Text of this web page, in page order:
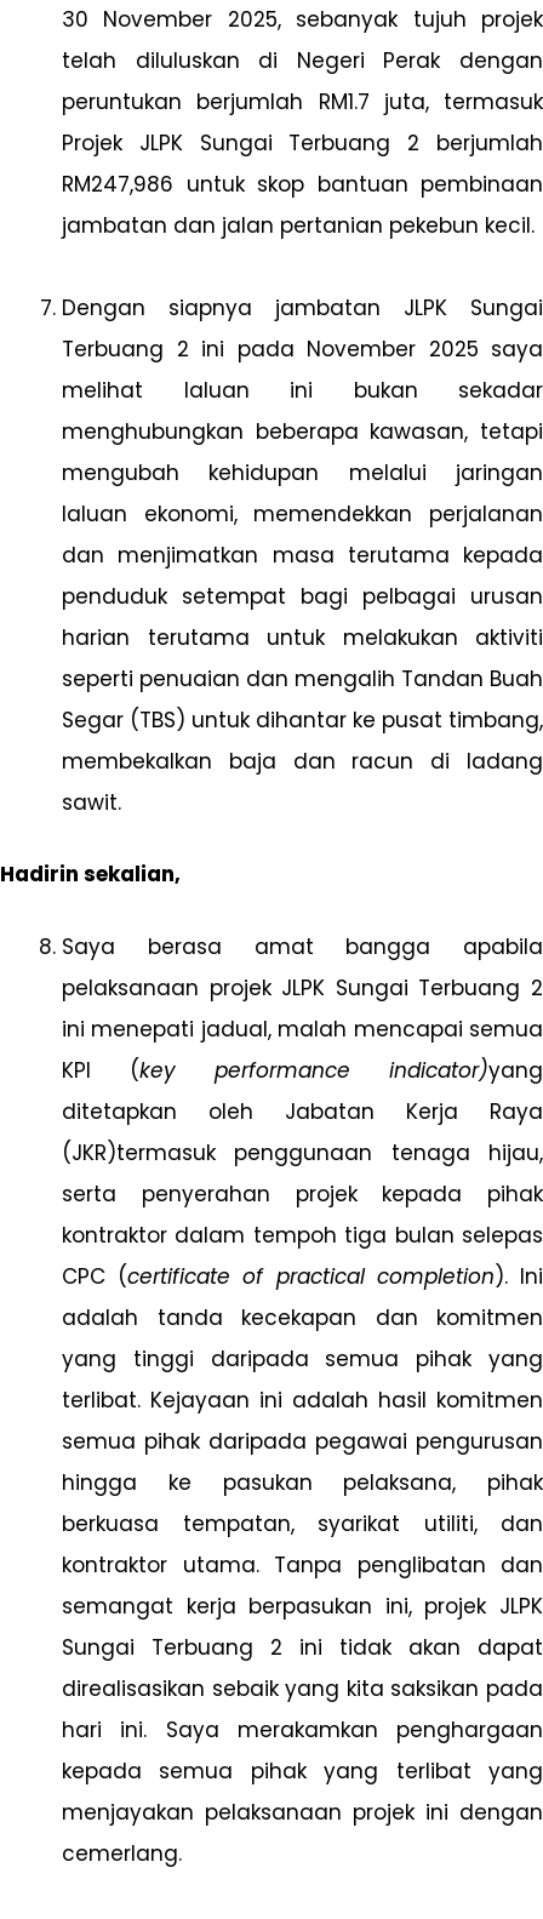
30 November 2025, sebanyak tujuh projek
telah diluluskan di Negeri Perak dengan
peruntukan berjumlah RM1.7 juta, termasuk
Projek JLPK Sungai Terbuang 2 berjumlah
RM247,986 untuk skop bantuan pembinaan
jambatan dan jalan pertanian pekebun kecil.
Dengan siapnya jambatan JLPK Sungai
Terbuang 2 ini pada November 2025 saya
melihat laluan ini bukan sekadar
menghubungkan beberapa kawasan, tetapi
mengubah kehidupan melalui jaringan
laluan ekonomi, memendekkan perjalanan
dan menjimatkan masa terutama kepada
penduduk setempat bagi pelbagai urusan
harian terutama untuk melakukan aktiviti
seperti penuaian dan mengalih Tandan Buah
Segar (TBS) untuk dihantar ke pusat timbang,
membekalkan baja dan racun di ladang
sawit.
Hadirin sekalian,
Saya berasa amat bangga apabila
pelaksanaan projek JLPK Sungai Terbuang 2
ini menepati jadual, malah mencapai semua
KPI (key performance indicator)yang
ditetapkan oleh Jabatan Kerja Raya
(JKR)termasuk penggunaan tenaga hijau,
serta penyerahan projek kepada pihak
kontraktor dalam tempoh tiga bulan selepas
CPC (certificate of practical completion). Ini
adalah tanda kecekapan dan komitmen
yang tinggi daripada semua pihak yang
terlibat. Kejayaan ini adalah hasil komitmen
semua pihak daripada pegawai pengurusan
hingga ke pasukan pelaksana, pihak
berkuasa tempatan, syarikat utiliti, dan
kontraktor utama. Tanpa penglibatan dan
semangat kerja berpasukan ini, projek JLPK
Sungai Terbuang 2 ini tidak akan dapat
direalisasikan sebaik yang kita saksikan pada
hari ini. Saya merakamkan penghargaan
kepada semua pihak yang terlibat yang
menjayakan pelaksanaan projek ini dengan
cemerlang.